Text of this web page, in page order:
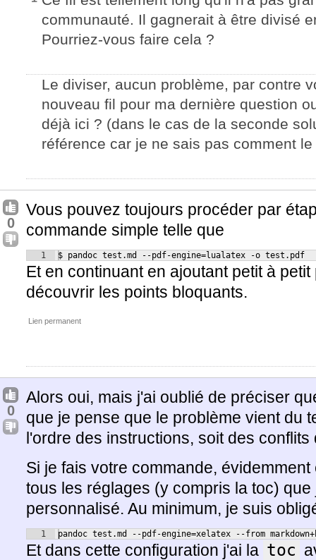
communauté. Il gagnerait à être divisé
Pourriez-vous faire cela ?
Le diviser, aucun problème, par contre
nouveau fil pour ma dernière question
déjà ici ? (dans le cas de la seconde
référence car je ne sais pas comment
0
Vous pouvez toujours procéder par
commande simple telle que
1 $ pandoc test.md --pdf-engine=lualatex -o test.pdf
Et en continuant en ajoutant petit à
découvrir les points bloquants.
Lien permanent
0
Alors oui, mais j'ai oublié de préciser
que je pense que le problème vient du
l'ordre des instructions, soit des conflits
Si je fais votre commande,
tous les réglages (y compris la toc)
personnalisé. Au minimum, je suis
1 pandoc test.md --pdf-engine=xelatex --from
Et dans cette configuration j'ai la toc